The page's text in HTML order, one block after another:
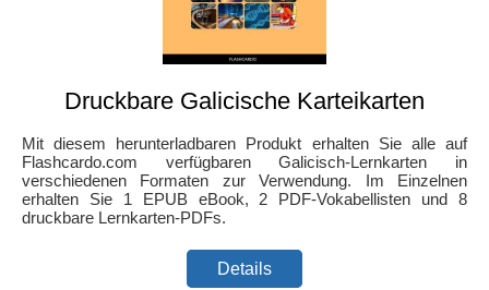
Druckbare Galicische Karteikarten
Mit diesem herunterladbaren Produkt erhalten Sie alle auf
Flashcardo.com verfügbaren Galicisch-Lernkarten in
verschiedenen Formaten zur Verwendung. Im Einzelnen
erhalten Sie 1 EPUB eBook, 2 PDF-Vokabellisten und 8
druckbare Lernkarten-PDFs.
Details